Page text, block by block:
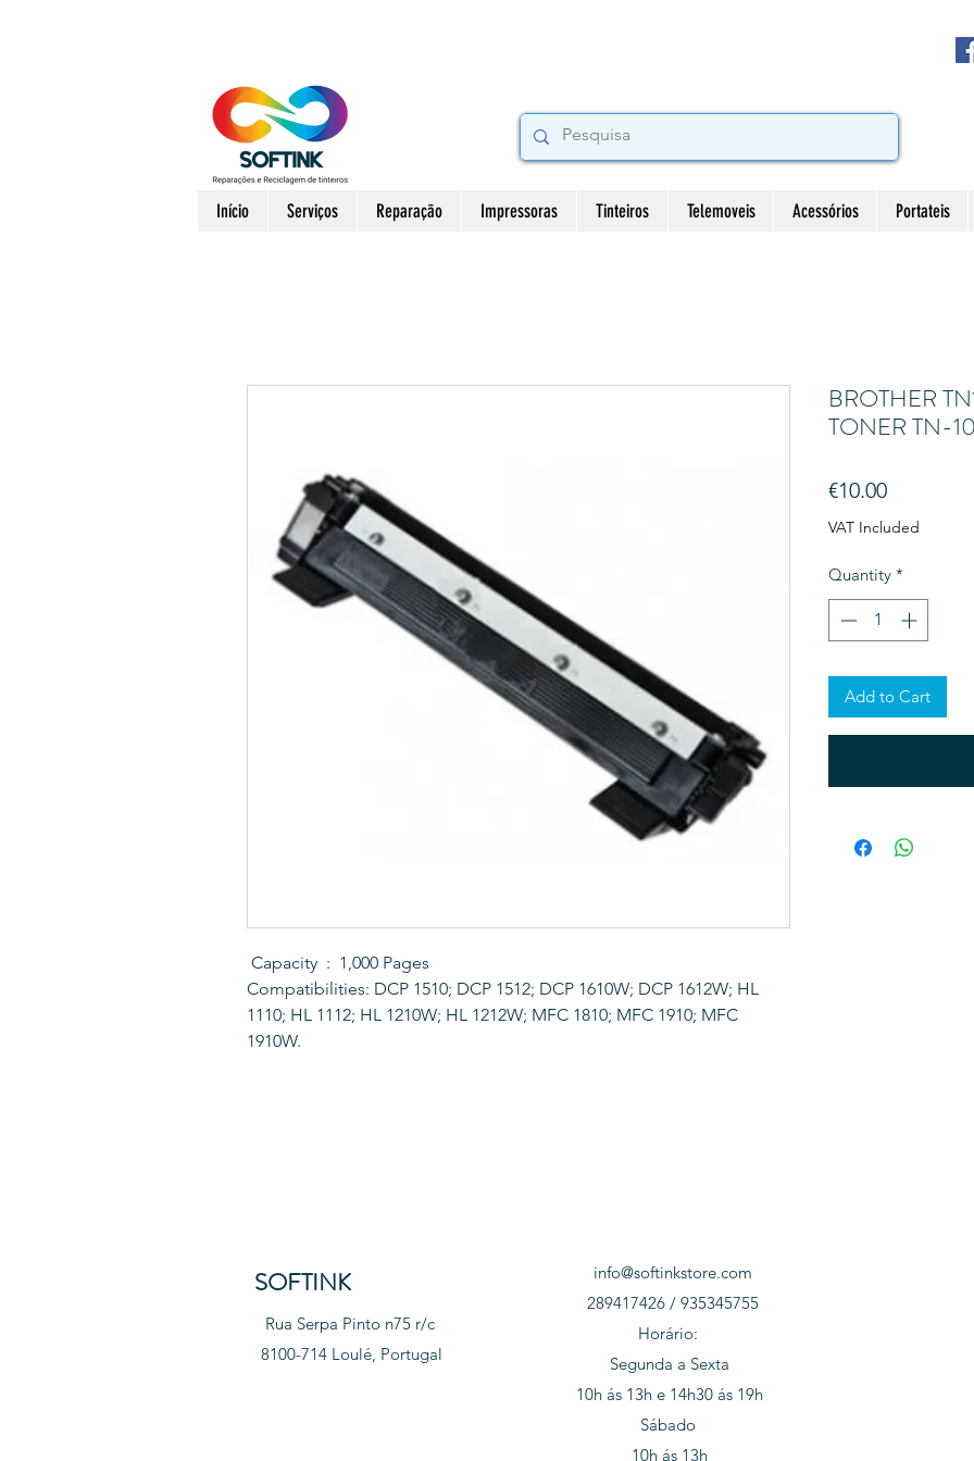
Início Serviços Reparação Impressoras Tinteiros Telemoveis Acessórios Portateis
Capacity : 1,000 Pages
Compatibilities: DCP 1510; DCP 1512; DCP 1610W; DCP 1612W; HL
1110; HL 1112; HL 1210W; HL 1212W; MFC 1810; MFC 1910; MFC
1910W.
BROTHER
TONER TN-
€10.00Price
VAT Included
Quantity *
Add to Cart
SOFTINK
Rua Serpa Pinto n75 r/c
8100-714 Loulé, Portugal
info@softinkstore.com
289417426 / 935345755
Horário:
Segunda a Sexta
10h ás 13h e 14h30 ás 19h
Sábado
10h ás 13h